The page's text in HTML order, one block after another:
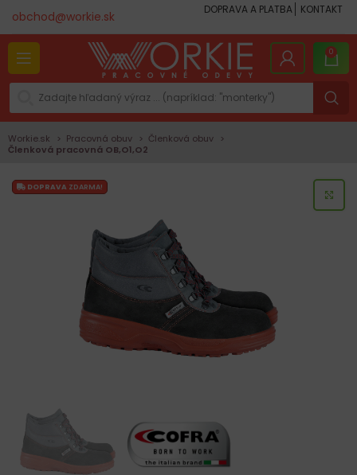
obchod@workie.sk DOPRAVA A PLATBA KONTAKT
0
Workie.sk Pracovná obuv
Členková obuv
Členková pracovná OB,O1,O2
DOPRAVA ZDARMA!